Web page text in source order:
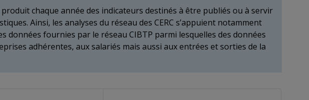
produit chaque année des indicateurs destinés à être publiés ou à servir
Ainsi, les analyses du réseau des CERC s’appuient notamment
données fournies par le réseau CIBTP parmi lesquelles des données
adhérentes, aux salariés mais aussi aux entrées et sorties de la